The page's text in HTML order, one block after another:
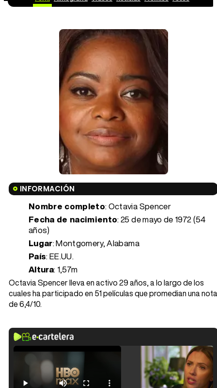
INFORMACIÓN
Nombre completo: Octavia Spencer
Fecha de nacimiento:25 de mayo de 1972 (54
años)
Lugar: Montgomery, Alabama
País: EE.UU.
Altura: 1,57m
Octavia Spencer lleva en activo 29 años, a lo largo de los
cuales ha participado en 51 películas que promedian una nota
de 6,4/10.